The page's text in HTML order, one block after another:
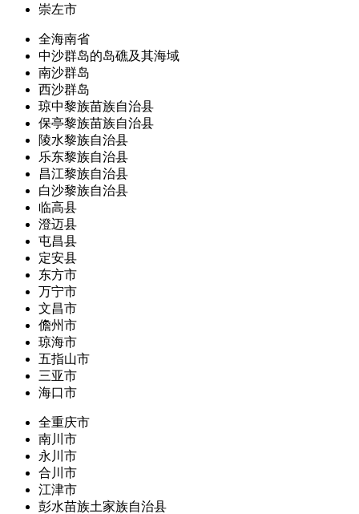
崇左市
全海南省
中沙群岛的岛礁及其海域
南沙群岛
西沙群岛
琼中黎族苗族自治县
保亭黎族苗族自治县
陵水黎族自治县
乐东黎族自治县
昌江黎族自治县
白沙黎族自治县
临高县
澄迈县
屯昌县
定安县
东方市
万宁市
文昌市
儋州市
琼海市
五指山市
三亚市
海口市
全重庆市
南川市
永川市
合川市
江津市
彭水苗族土家族自治县